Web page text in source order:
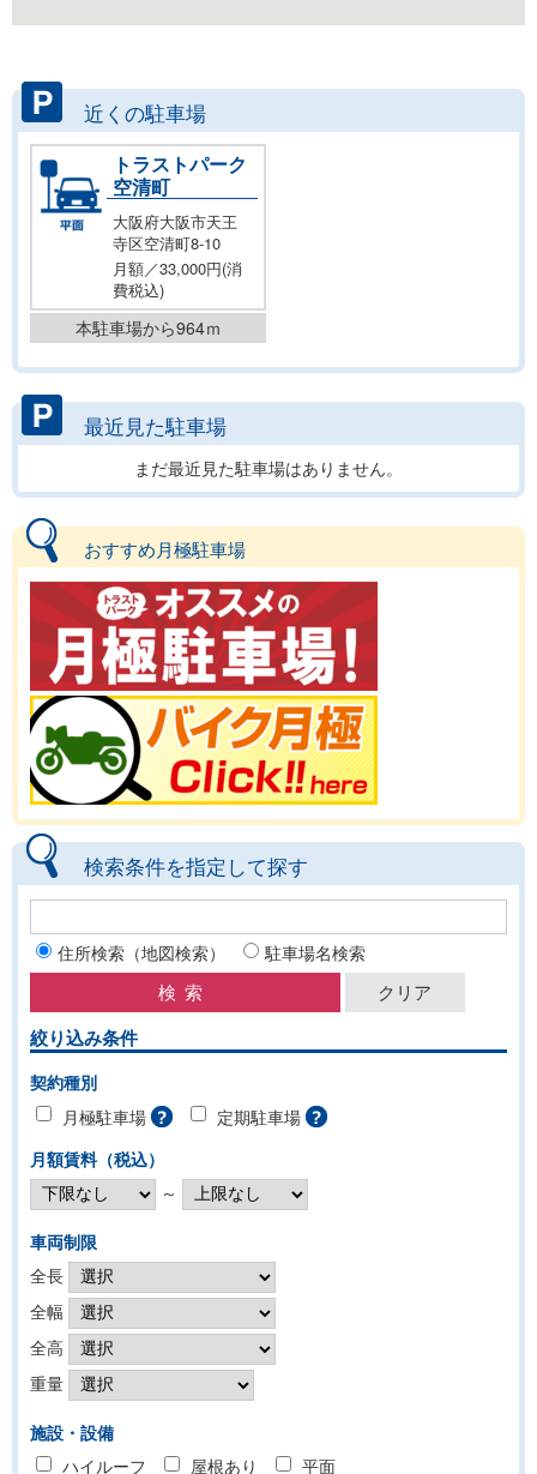
近くの駐車場
トラストパーク
空清町
大阪府大阪市天王
寺区空清町8-10
月額／33,000円(消
費税込)
本駐車場から964ｍ
最近見た駐車場
まだ最近見た駐車場はありません。
おすすめ月極駐車場
検索条件を指定して探す
住所検索（地図検索） 駐車場名検索
絞り込み条件
契約種別
月極駐車場
定期駐車場
月額賃料（税込）
～
車両制限
全長
全幅
全高
重量
施設・設備
ハイルーフ
屋根あり
平面